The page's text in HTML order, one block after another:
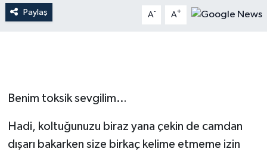
Paylaş A- A+
Benim toksik sevgilim…
Hadi, koltuğunuzu biraz yana çekin de camdan
dışarı bakarken size birkaç kelime etmeme izin